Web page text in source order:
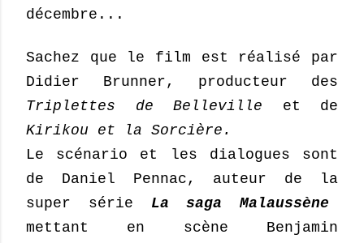
décembre...
Sachez que le film est réalisé par
Didier Brunner, producteur des
Triplettes de Belleville et de
Kirikou et la Sorcière.
Le scénario et les dialogues sont
de Daniel Pennac, auteur de la
super série La saga Malaussène
mettant en scène Benjamin